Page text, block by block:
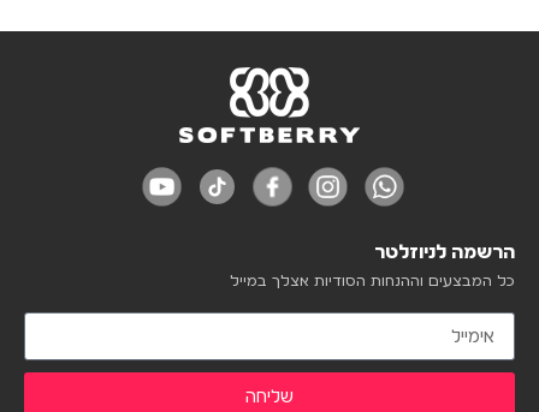
הרשמה לניוזלטר
כל המבצעים וההנחות הסודיות אצלך במייל
שליחה